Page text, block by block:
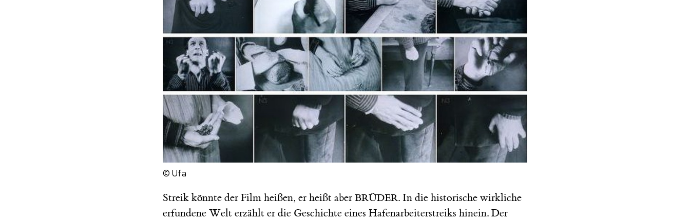
© Ufa
Streik könnte der Film heißen, er heißt aber BRÜDER. In die historische wirkliche
erfundene Welt erzählt er die Geschichte eines Hafenarbeiterstreiks hinein. Der